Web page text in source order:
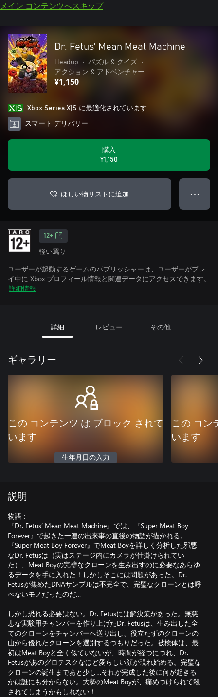
メイン コンテンツへスキップ
Dr. Fetus' Mean Meat Machine
Headup • パズル & クイズ
•
アクション & アドベンチャー
¥1,150
Xbox Series X|S に最適化されています
スマート デリバリー
購入
¥1,150
ほしい物リストに追加 ● ● ●
12+
軽い罵り
ユーザーが起動するゲームのパブリッシャーは、ユーザーがプレ
イ中に Xbox プロフィール情報と関連データにアクセスできます。
詳細情報
詳細 レビュー その他
ギャラリー
この コンテンツ は ブロック されて
います
生年月日の入力
この コン
います
説明
物語：
『Dr. Fetus’ Mean Meat Machine』では、『Super Meat Boy
Forever』で起きた一連の出来事の直後の物語が描かれる。
『Super Meat Boy Forever』でMeat Boyを詳しく分析した邪悪
なDr. Fetusは（実はステージ内にカメラが仕掛けられてい
た）、Meat Boyの完璧なクローンを生み出すのに必要なあらゆ
るデータを手に入れた！しかしそこには問題があった。Dr.
Fetusが集めたDNAサンプルは不完全で、完璧なクローンとは呼
べないモノだったのだ…
しかし恐れる必要はない。Dr. Fetusには解決策があった。無慈
悲な実験用チャンバーを作り上げたDr. Fetusは、生み出した全
てのクローンをチャンバーへ送り出し、役立たずのクローンの
山から優れたクローンを選別するつもりだった。被検体は、最
初はMeat Boyと全く似ていないが、時間が経つにつれ、Dr.
Fetusがあのグロテスクなほど愛らしい顔が現れ始める。完璧な
クローンの誕生まであと少し…それが完成した後に何が起きる
かは誰にも分からない。大勢のMeat Boyが、痛めつけられて殺
されてしまうかもしれない！